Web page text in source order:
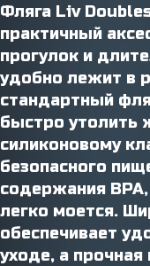
Фляга Liv
практичный
прогулок и
удобно лежит в
стандартный
быстро утолить
силиконовому
безопасного
содержания
легко моется.
обеспечивает
уходе, а